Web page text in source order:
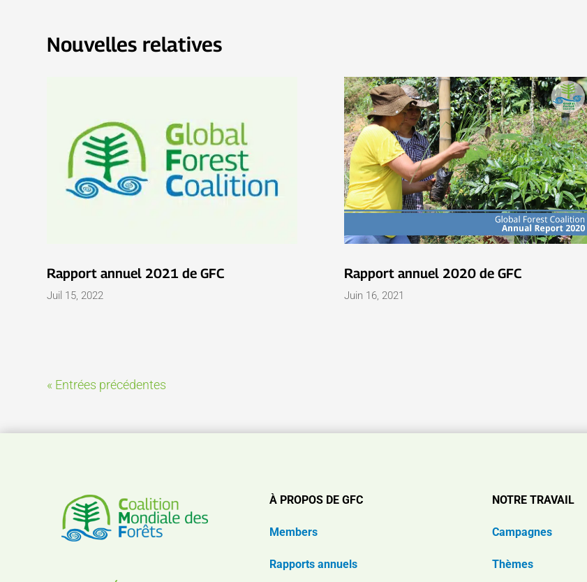
Nouvelles relatives
Rapport annuel 2021 de GFC
Juil 15, 2022
Rapport annuel 2020 de GFC
Juin 16, 2021
« Entrées précédentes
À PROPOS DE GFC
Members
Rapports annuels
NOTRE TRAVAIL
Campagnes
Thèmes